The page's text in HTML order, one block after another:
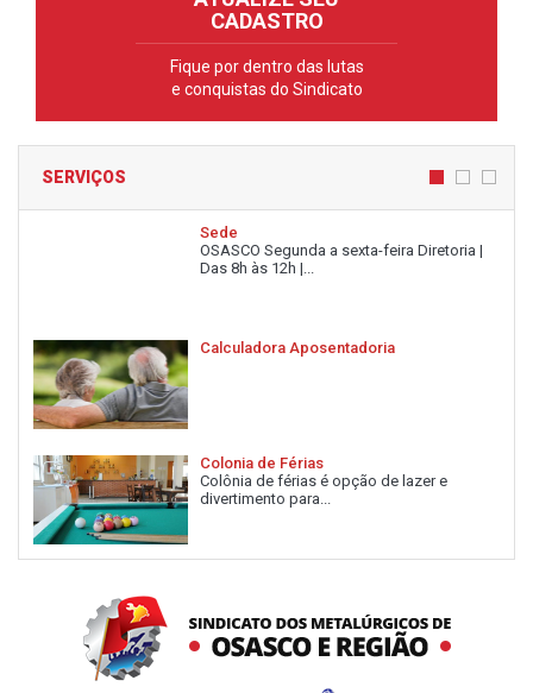
CADASTRO
Fique por dentro das lutas
e conquistas do Sindicato
SERVIÇOS
Sede
OSASCO Segunda a sexta-feira Diretoria |
Das 8h às 12h |...
Calculadora Aposentadoria
Colonia de Férias
Colônia de férias é opção de lazer e
divertimento para...